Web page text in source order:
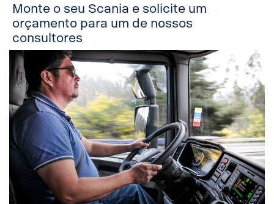
Monte o seu Scania e solicite um
orçamento para um de nossos
consultores